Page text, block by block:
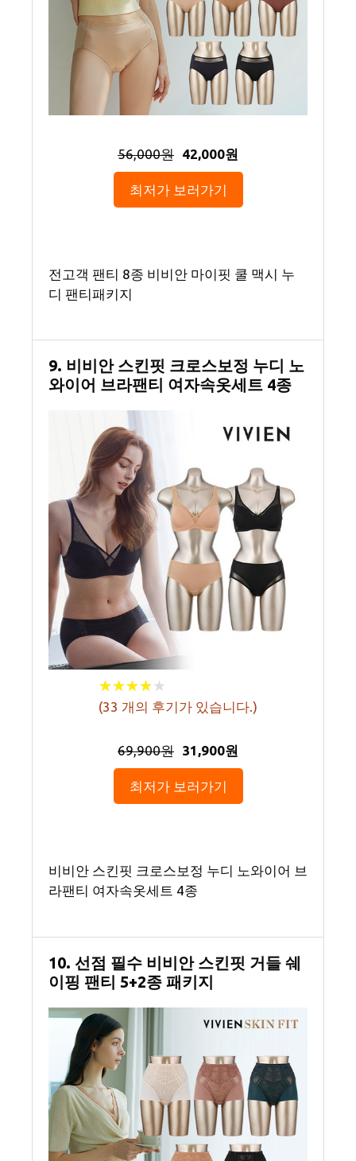
56,000원 42,000원
최저가 보러가기
전고객 팬티 8종 비비안 마이핏 쿨 맥시 누
디 팬티패키지
9. 비비안 스킨핏 크로스보정 누디 노
와이어 브라팬티 여자속옷세트 4종
★★★★★
★★★★★
(33 개의 후기가 있습니다.)
69,900원 31,900원
최저가 보러가기
비비안 스킨핏 크로스보정 누디 노와이어 브
라팬티 여자속옷세트 4종
10. 선점 필수 비비안 스킨핏 거들 쉐
이핑 팬티 5+2종 패키지